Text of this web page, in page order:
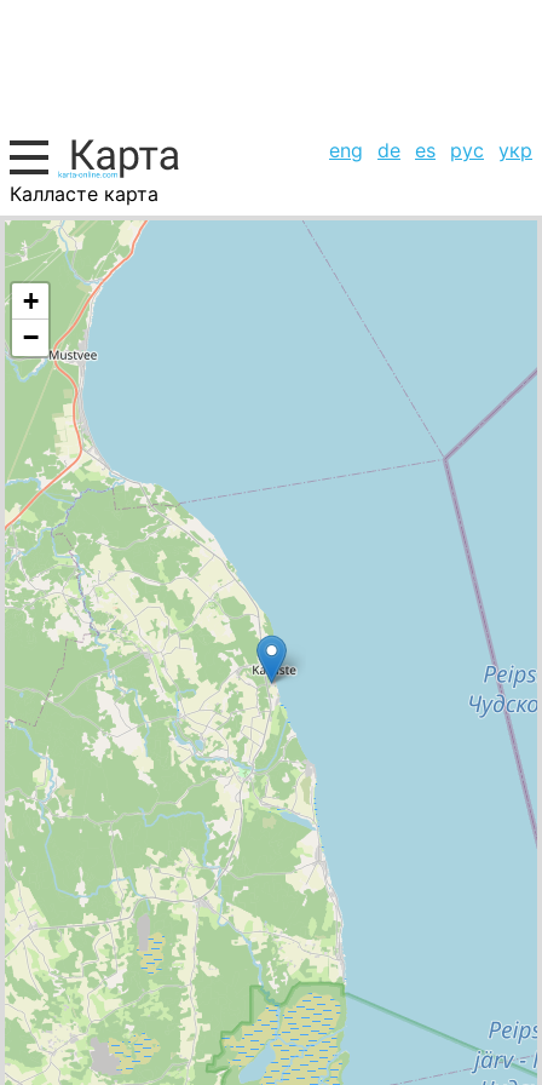
eng de es рус
укр
Калласте карта
Эстония, список городов
+
−